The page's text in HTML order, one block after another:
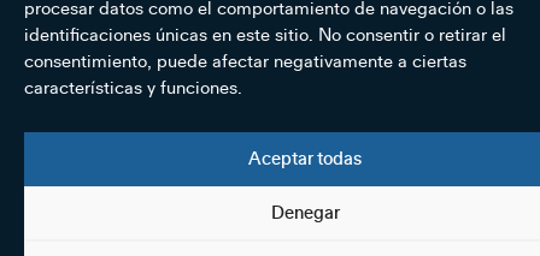
procesar datos como el comportamiento de navegación o las
identificaciones únicas en este sitio. No consentir o retirar el
consentimiento, puede afectar negativamente a ciertas
características y funciones.
Aceptar todas
Denegar